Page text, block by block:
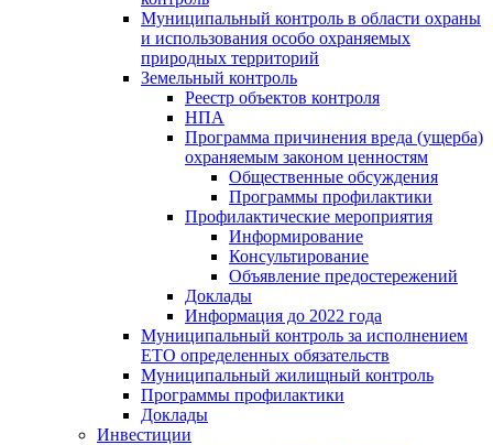
Муниципальный контроль в области охраны
и использования особо охраняемых
природных территорий
Земельный контроль
Реестр объектов контроля
НПА
Программа причинения вреда (ущерба)
охраняемым законом ценностям
Общественные обсуждения
Программы профилактики
Профилактические мероприятия
Информирование
Консультирование
Объявление предостережений
Доклады
Информация до 2022 года
Муниципальный контроль за исполнением
ЕТО определенных обязательств
Муниципальный жилищный контроль
Программы профилактики
Доклады
Инвестиции